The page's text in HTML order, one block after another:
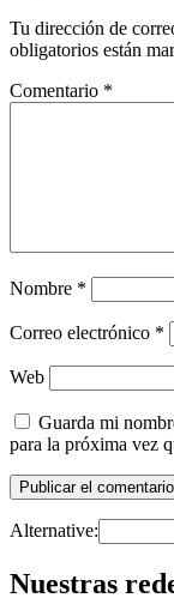
Tu dirección de
obligatorios están
Comentario *
Nombre *
Correo electrónico *
Web
Guarda mi
para la próxima vez
Alternative:
Nuestras